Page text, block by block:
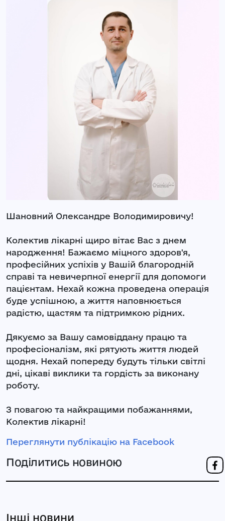
Шановний Олександре Володимировичу!
Колектив лікарні щиро вітає Вас з днем
народження! Бажаємо міцного здоров'я,
професійних успіхів у Вашій благородній
справі та невичерпної енергії для допомоги
пацієнтам. Нехай кожна проведена операція
буде успішною, а життя наповнюється
радістю, щастям та підтримкою рідних.
Дякуємо за Вашу самовіддану працю та
професіоналізм, які рятують життя людей
щодня. Нехай попереду будуть тільки світлі
дні, цікаві виклики та гордість за виконану
роботу.
З повагою та найкращими побажаннями,
Колектив лікарні!
Переглянути публікацію на Facebook
Поділитись новиною
Інші новини